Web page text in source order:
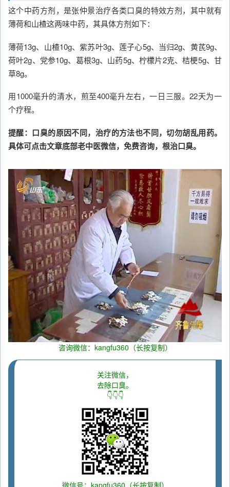
这个中药方剂，是张仲景治疗各类口臭的特效方剂，其中就有
薄荷和山楂这两味中药，其具体方剂如下：
薄荷13g、山楂10g、紫苏叶3g、莲子心5g、当归2g、黄芪9g、
荷叶2g、党参10g、葛根3g、山药5g、柠檬片2克、桔梗5g、甘
草8g。
用1000毫升的清水，煎至400毫升左右，一日三服。22天为一
个疗程。
提醒：口臭的原因不同，治疗的方法也不同，切勿胡乱用药。
具体可点击文章底部老中医微信，免费咨询，根治口臭。
咨询微信：kangfu360（长按复制）
关注微信，
去除口臭。
👇👇👇
微信号：kangfu360（长按复制）